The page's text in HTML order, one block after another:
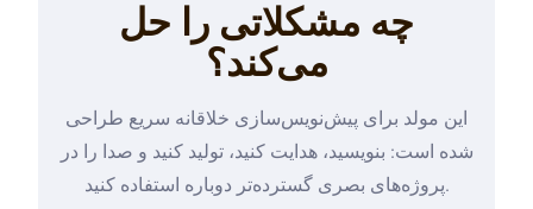
چه مشکلاتی را حل
می‌کند؟
این مولد برای پیش‌نویس‌سازی خلاقانه سریع طراحی
شده است: بنویسید، هدایت کنید، تولید کنید و صدا را در
پروژه‌های بصری گسترده‌تر دوباره استفاده کنید.